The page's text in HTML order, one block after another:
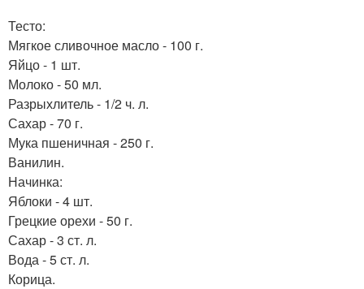
Тесто:
Мягкое сливочное масло - 100 г.
Яйцо - 1 шт.
Молоко - 50 мл.
Разрыхлитель - 1/2 ч. л.
Сахар - 70 г.
Мука пшеничная - 250 г.
Ванилин.
Начинка:
Яблоки - 4 шт.
Грецкие орехи - 50 г.
Сахар - 3 ст. л.
Вода - 5 ст. л.
Корица.